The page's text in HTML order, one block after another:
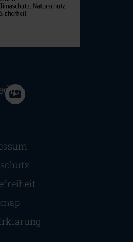
Navigation überspringen